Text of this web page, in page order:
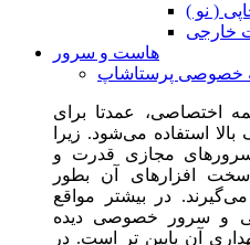
( نو )
خارجی
هاست و سرور
خصوصی پرستاشاپ
اختصاصی، عمدتا برای
استفاده می‌شود. زیرا
مجازی قدرت و
سخت افزارهای آن بطور
در بیشتر مواقع
و سرور خصوصی دیده
آن پایین تر است. در